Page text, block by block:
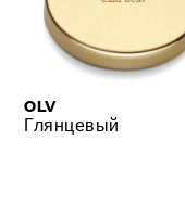
OLV
Глянцевый